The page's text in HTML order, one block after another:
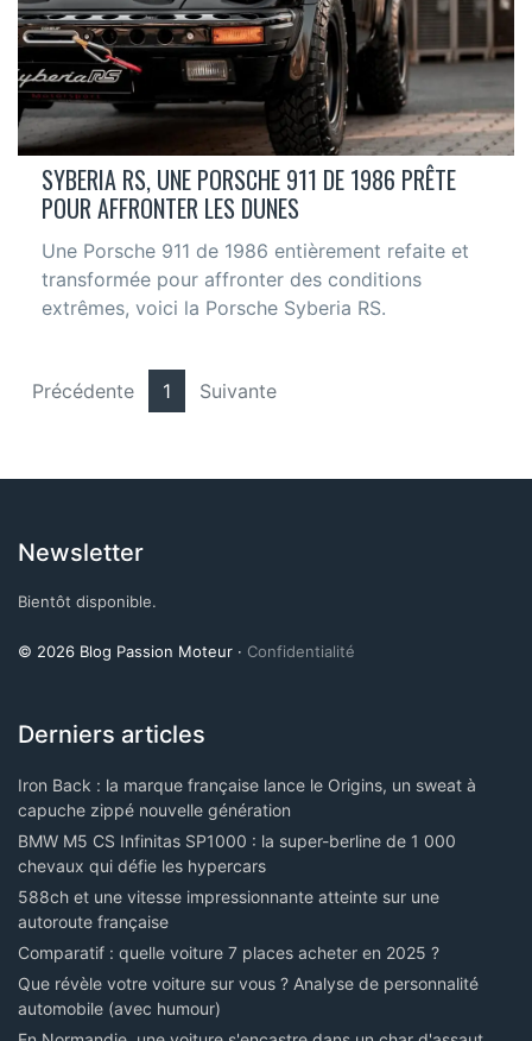
SYBERIA RS, UNE PORSCHE 911 DE 1986 PRÊTE
POUR AFFRONTER LES DUNES
Une Porsche 911 de 1986 entièrement refaite et
transformée pour affronter des conditions
extrêmes, voici la Porsche Syberia RS.
Précédente 1 Suivante
Newsletter
Bientôt disponible.
© 2026 Blog Passion Moteur · Confidentialité
Derniers articles
Iron Back : la marque française lance le Origins, un sweat à
capuche zippé nouvelle génération
BMW M5 CS Infinitas SP1000 : la super-berline de 1 000
chevaux qui défie les hypercars
588ch et une vitesse impressionnante atteinte sur une
autoroute française
Comparatif : quelle voiture 7 places acheter en 2025 ?
Que révèle votre voiture sur vous ? Analyse de personnalité
automobile (avec humour)